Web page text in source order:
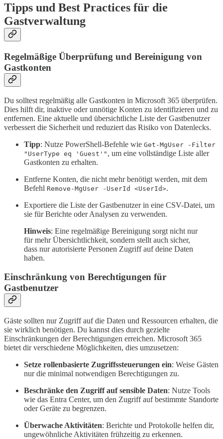
Tipps und Best Practices für die
Gastverwaltung
Regelmäßige Überprüfung und Bereinigung von
Gastkonten
Du solltest regelmäßig alle Gastkonten in Microsoft 365 überprüfen.
Dies hilft dir, inaktive oder unnötige Konten zu identifizieren und zu
entfernen. Eine aktuelle und übersichtliche Liste der Gastbenutzer
verbessert die Sicherheit und reduziert das Risiko von Datenlecks.
Tipp: Nutze PowerShell-Befehle wie Get-MgUser -Filter
"UserType eq 'Guest'" , um eine vollständige Liste aller
Gastkonten zu erhalten.
Entferne Konten, die nicht mehr benötigt werden, mit dem
Befehl Remove-MgUser -UserId <UserId>.
Exportiere die Liste der Gastbenutzer in eine CSV-Datei, um
sie für Berichte oder Analysen zu verwenden.
Hinweis: Eine regelmäßige Bereinigung sorgt nicht nur
für mehr Übersichtlichkeit, sondern stellt auch sicher,
dass nur autorisierte Personen Zugriff auf deine Daten
haben.
Einschränkung von Berechtigungen für
Gastbenutzer
Gäste sollten nur Zugriff auf die Daten und Ressourcen erhalten, die
sie wirklich benötigen. Du kannst dies durch gezielte
Einschränkungen der Berechtigungen erreichen. Microsoft 365
bietet dir verschiedene Möglichkeiten, dies umzusetzen:
Setze rollenbasierte Zugriffssteuerungen ein: Weise Gästen
nur die minimal notwendigen Berechtigungen zu.
Beschränke den Zugriff auf sensible Daten: Nutze Tools
wie das Entra Center, um den Zugriff auf bestimmte Standorte
oder Geräte zu begrenzen.
Überwache Aktivitäten: Berichte und Protokolle helfen dir,
ungewöhnliche Aktivitäten frühzeitig zu erkennen.